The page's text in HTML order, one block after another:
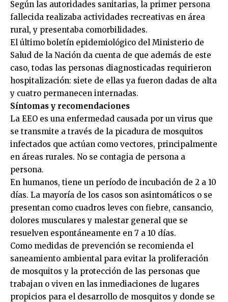
Según las autoridades sanitarias, la primer persona
fallecida realizaba actividades recreativas en área
rural, y presentaba comorbilidades.
El último boletín epidemiológico del Ministerio de
Salud de la Nación da cuenta de que además de este
caso, todas las personas diagnosticadas requirieron
hospitalización: siete de ellas ya fueron dadas de alta
y cuatro permanecen internadas.
Síntomas y recomendaciones
La EEO es una enfermedad causada por un virus que
se transmite a través de la picadura de mosquitos
infectados que actúan como vectores, principalmente
en áreas rurales. No se contagia de persona a
persona.
En humanos, tiene un período de incubación de 2 a 10
días. La mayoría de los casos son asintomáticos o se
presentan como cuadros leves con fiebre, cansancio,
dolores musculares y malestar general que se
resuelven espontáneamente en 7 a 10 días.
Como medidas de prevención se recomienda el
saneamiento ambiental para evitar la proliferación
de mosquitos y la protección de las personas que
trabajan o viven en las inmediaciones de lugares
propicios para el desarrollo de mosquitos y donde se